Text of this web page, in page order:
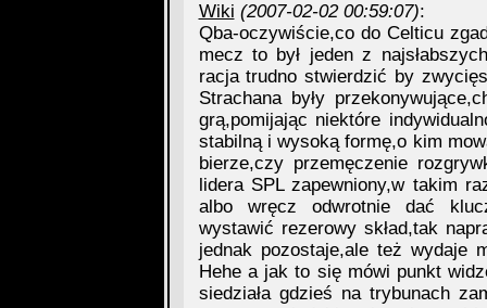
Wiki (2007-02-02 00:59:07):
Qba-oczywiście,co do Celticu
mecz to był jeden z
racja trudno stwierdzić by
Strachana były
grą,pomijając niektóre
stabilną i wysoką formę,o kim
bierze,czy przemęczenie
lidera SPL zapewniony,w takim
albo wręcz odwrotnie dać
wystawić rezerowy skład,tak
jednak pozostaje,ale też wydaje
Hehe a jak to się mówi punkt
siedziała gdzieś na trybunach